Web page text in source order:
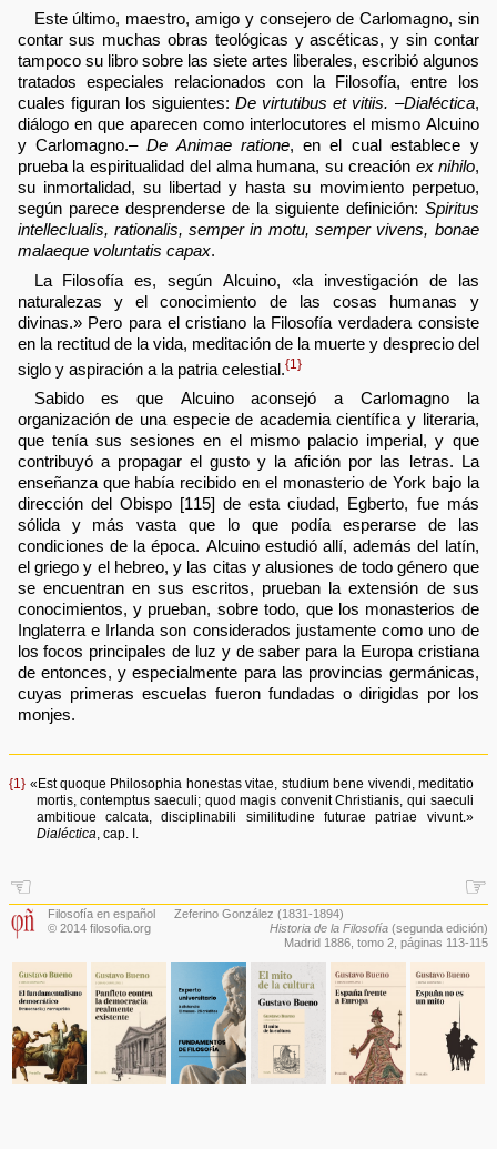
Este último, maestro, amigo y consejero de Carlomagno, sin
contar sus muchas obras teológicas y ascéticas, y sin contar
tampoco su libro sobre las siete artes liberales, escribió algunos
tratados especiales relacionados con la Filosofía, entre los
cuales figuran los siguientes: De virtutibus et vitiis. –Dialéctica,
diálogo en que aparecen como interlocutores el mismo Alcuino
y Carlomagno.– De Animae ratione, en el cual establece y
prueba la espiritualidad del alma humana, su creación ex nihilo,
su inmortalidad, su libertad y hasta su movimiento perpetuo,
según parece desprenderse de la siguiente definición: Spiritus
intelleclualis, rationalis, semper in motu, semper vivens, bonae
malaeque voluntatis capax.
La Filosofía es, según Alcuino, «la investigación de las
naturalezas y el conocimiento de las cosas humanas y
divinas.» Pero para el cristiano la Filosofía verdadera consiste
en la rectitud de la vida, meditación de la muerte y desprecio del
siglo y aspiración a la patria celestial.{1}
Sabido es que Alcuino aconsejó a Carlomagno la
organización de una especie de academia científica y literaria,
que tenía sus sesiones en el mismo palacio imperial, y que
contribuyó a propagar el gusto y la afición por las letras. La
enseñanza que había recibido en el monasterio de York bajo la
dirección del Obispo [115] de esta ciudad, Egberto, fue más
sólida y más vasta que lo que podía esperarse de las
condiciones de la época. Alcuino estudió allí, además del latín,
el griego y el hebreo, y las citas y alusiones de todo género que
se encuentran en sus escritos, prueban la extensión de sus
conocimientos, y prueban, sobre todo, que los monasterios de
Inglaterra e Irlanda son considerados justamente como uno de
los focos principales de luz y de saber para la Europa cristiana
de entonces, y especialmente para las provincias germánicas,
cuyas primeras escuelas fueron fundadas o dirigidas por los
monjes.
{1} «Est quoque Philosophia honestas vitae, studium bene vivendi, meditatio
mortis, contemptus saeculi; quod magis convenit Christianis, qui saeculi
ambitioue calcata, disciplinabili similitudine futurae patriae vivunt.»
Dialéctica, cap. I.
☜ ☞
Filosofía en español
© 2014 filosofia.org
Zeferino González (1831-1894)
Historia de la Filosofía(segunda edición)
Madrid 1886, tomo 2, páginas 113-115